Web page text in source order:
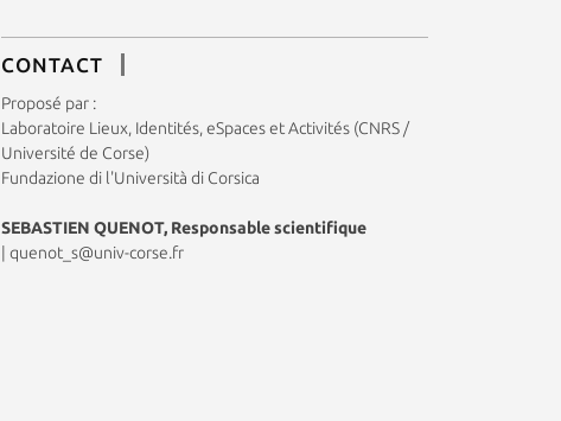
CONTACT
Proposé par :
Laboratoire Lieux, Identités, eSpaces et Activités (CNRS /
Université de Corse)
Fundazione di l'Università di Corsica
SEBASTIEN QUENOT, Responsable scientifique
quenot_s@univ-corse.fr